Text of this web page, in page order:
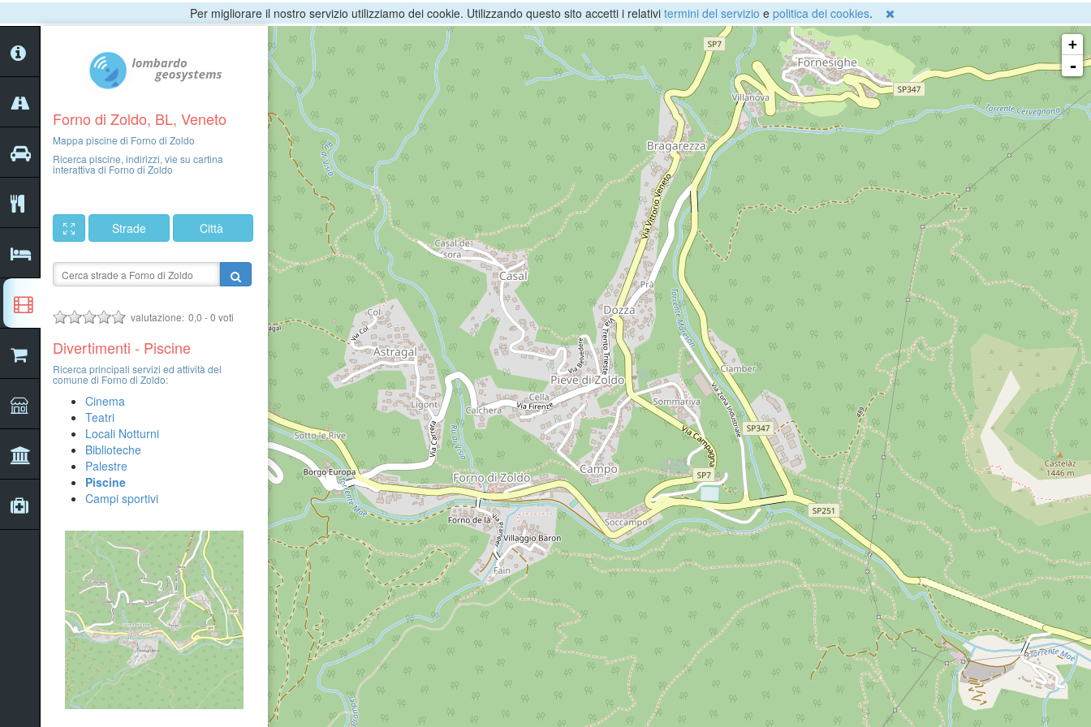
Per migliorare il nostro servizio utilizziamo dei cookie. Utilizzando questo sito accetti i relativi termini del servizio e politica dei cookies.
+
-
Forno di Zoldo, BL, Veneto
Mappa piscine di Forno di Zoldo
Ricerca piscine, indirizzi, vie su cartina
interattiva di Forno di Zoldo
Strade Città
valutazione: 0,0 -0 voti
Divertimenti - Piscine
Ricerca principali servizi ed attività del
comune di Forno di Zoldo:
Cinema
Teatri
Locali Notturni
Biblioteche
Palestre
Piscine
Campi sportivi